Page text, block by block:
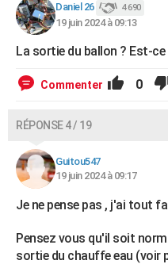
Daniel 26 4 690
19 juin 2024 à 09:13
La sortie du ballon ? Est-
Commenter 0
RÉPONSE 4 / 19
Guitou547
19 juin 2024 à 09:17
Je ne pense pas , j'ai tout
Pensez vous qu'il soit
sortie du chauffe eau (voir